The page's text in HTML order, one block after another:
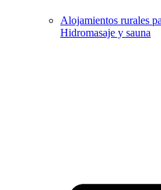
Alojamientos rurales
Hidromasaje y sauna